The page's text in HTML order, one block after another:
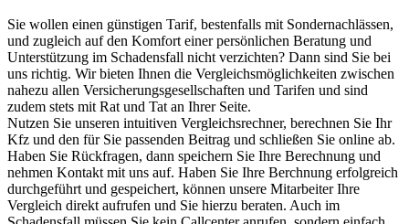
Sie wollen einen günstigen Tarif, bestenfalls mit Sonder­nachlässen,
und zugleich auf den Komfort einer persönlichen Beratung und
Unterstützung im Schadensfall nicht verzichten? Dann sind Sie bei
uns richtig. Wir bieten Ihnen die Vergleichs­möglichkeiten zwischen
nahezu allen Versicherungs­gesellschaften und Tarifen und sind
zudem stets mit Rat und Tat an Ihrer Seite.
Nutzen Sie unseren intuitiven Vergleichsrechner, berechnen Sie Ihr
Kfz und den für Sie passenden Beitrag und schließen Sie online ab.
Haben Sie Rückfragen, dann speichern Sie Ihre Berechnung und
nehmen Kontakt mit uns auf. Haben Sie Ihre Berchnung erfolgreich
durchgeführt und gespeichert, können unsere Mitarbeiter Ihre
Vergleich direkt aufrufen und Sie hierzu beraten. Auch im